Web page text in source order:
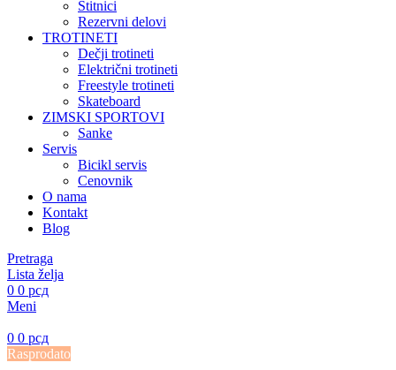
Štitnici
Rezervni delovi
TROTINETI
Dečji trotineti
Električni trotineti
Freestyle trotineti
Skateboard
ZIMSKI SPORTOVI
Sanke
Servis
Bicikl servis
Cenovnik
O nama
Kontakt
Blog
Pretraga
Lista želja
0 0 рсд
Meni
0 0 рсд
Rasprodato